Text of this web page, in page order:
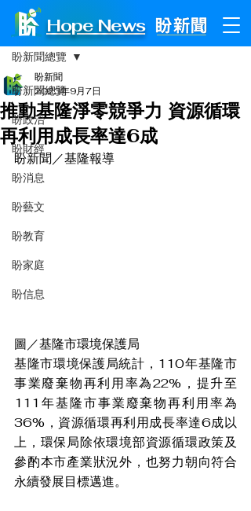
Hope News
文章
盼新聞總覽
盼政治
盼財經
盼消息
盼藝文
盼教育
盼家庭
盼信息
盼新聞總覽
推動基隆淨零競爭力 資源循環
再利用成長率達6成
盼新聞
2023年9月7日
盼新聞／基隆報導
圖／基隆市環境保護局
基隆市環境保護局統計，110年基隆市
事業廢棄物再利用率為22%，提升至
111年基隆市事業廢棄物再利用率為
36%，資源循環再利用成長率達6成以
上，環保局除依環境部資源循環政策及
參酌本市產業狀況外，也努力朝向符合
永續發展目標邁進。